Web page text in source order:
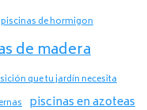
piscinas de hormigon
de madera
que tu jardín necesita
piscinas en azoteas